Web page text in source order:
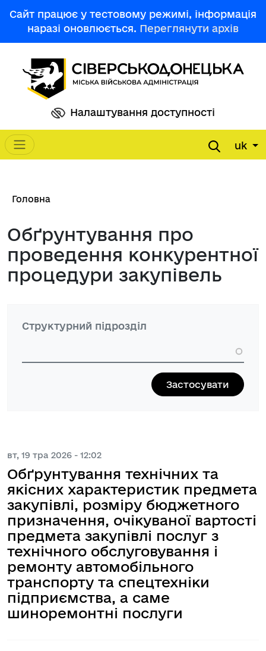
Сайт працює у тестовому режимі, інформація
наразі оновлюється. Переглянути архів
Налаштування доступності
Main navigation uk
Рядок навіґації
Головна
Обґрунтування про
проведення конкурентної
процедури закупівель
Структурний підрозділ
вт, 19 тра 2026 - 12:02
Обґрунтування технічних та
якісних характеристик предмета
закупівлі, розміру бюджетного
призначення, очікуваної вартості
предмета закупівлі послуг з
технічного обслуговування і
ремонту автомобільного
транспорту та спецтехніки
підприємства, а саме
шиноремонтні послуги